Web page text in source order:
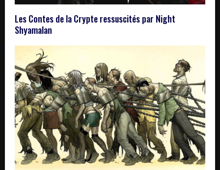
Les Contes de la Crypte ressuscités par Night
Shyamalan